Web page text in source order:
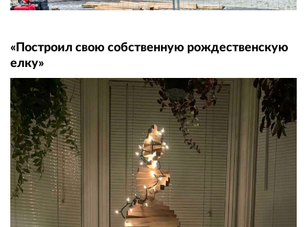
«Построил свою собственную рождественскую
елку»